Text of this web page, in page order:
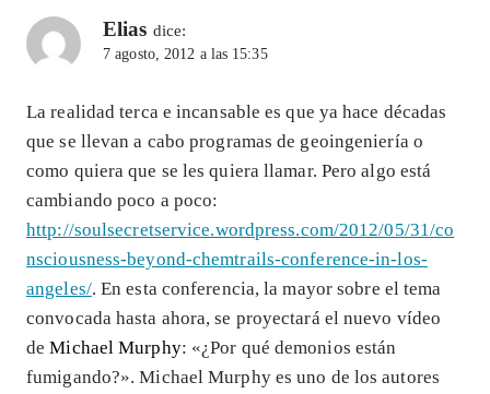
Elias dice:
7 agosto, 2012 a las 15:35
La realidad terca e incansable es que ya hace décadas
que se llevan a cabo programas de geoingeniería o
como quiera que se les quiera llamar. Pero algo está
cambiando poco a poco:
http://soulsecretservice.wordpress.com/2012/05/31/co
nsciousness-beyond-chemtrails-conference-in-los-
angeles/. En esta conferencia, la mayor sobre el tema
convocada hasta ahora, se proyectará el nuevo vídeo
deMichael Murphy: «¿Por qué demonios están
fumigando?». Michael Murphy es uno de los autores